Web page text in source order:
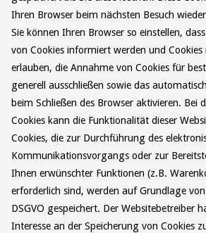
Ihren Browser beim nächsten Besuch
Sie können Ihren Browser so einstellen,
von Cookies informiert werden und Cookies
erlauben, die Annahme von Cookies für
generell ausschließen sowie das
beim Schließen des Browser aktivieren. Bei
Cookies kann die Funktionalität dieser
Cookies, die zur Durchführung des
Kommunikationsvorgangs oder zur
Ihnen erwünschter Funktionen (z.B.
erforderlich sind, werden auf Grundlage
DSGVO gespeichert. Der Websitebetreiber
Interesse an der Speicherung von Cookies